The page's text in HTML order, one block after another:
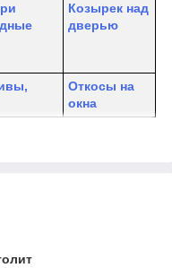
Козырек над
дверью
Откосы на
окна